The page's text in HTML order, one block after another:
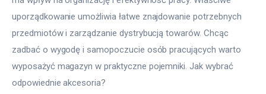
uporządkowanie umożliwia łatwe znajdowanie potrzebnych
przedmiotów i zarządzanie dystrybucją towarów. Chcąc
zadbać o wygodę i samopoczucie osób pracujących warto
wyposażyć magazyn w praktyczne pojemniki. Jak wybrać
odpowiednie akcesoria?